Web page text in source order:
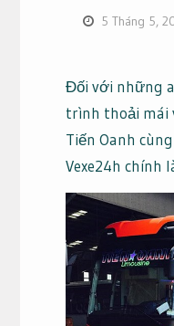
5 Tháng 5,
Đối với những
trình thoải mái
Tiến Oanh
Vexe24h chính